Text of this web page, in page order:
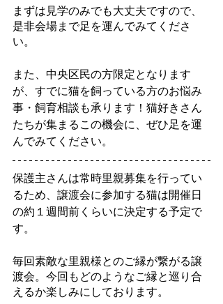
まずは見学のみでも大丈夫ですので、
是非会場まで足を運んでみてくださ
い。
また、中央区民の方限定となります
が、すでに猫を飼っている方のお悩み
事・飼育相談も承ります！猫好きさん
たちが集まるこの機会に、ぜひ足を運
んでみてください。
保護主さんは常時里親募集を行ってい
るため、譲渡会に参加する猫は開催日
の約１週間前くらいに決定する予定で
す。
毎回素敵な里親様とのご縁が繋がる譲
渡会。今回もどのようなご縁と巡り合
えるか楽しみにしております。